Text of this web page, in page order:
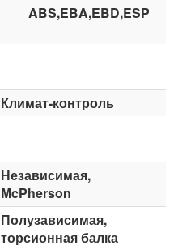
ABS,EBA,EBD,ESP
Климат-контроль
Независимая,
McPherson
Полузависимая,
торсионная балка